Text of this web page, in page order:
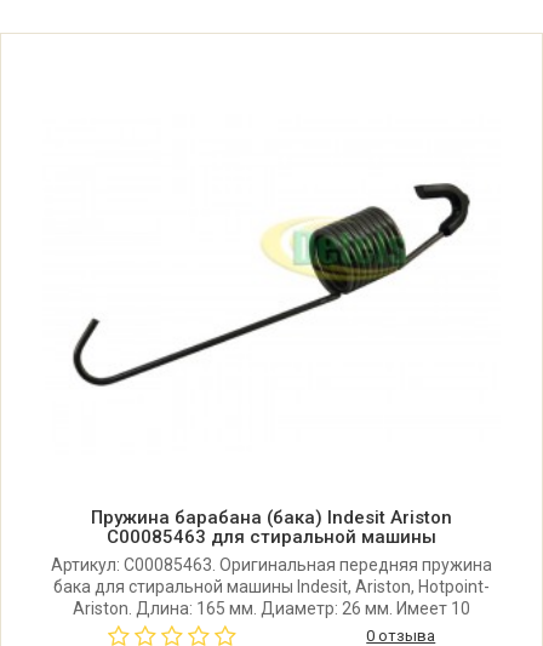
Ariston ARTL1047RU (73764160000)
Ariston ARTL1047RU (73764160100)
Ariston ARTL1047RU(ARCADIA)
Ariston ARTL1047RU(ARCADIA)
(91672630085)
Пружина барабана (бака) Indesit Ariston
C00085463 для стиральной машины
Артикул: C00085463. Оригинальная передняя пружина
бака для стиральной машины Indesit, Ariston, Hotpoint-
Ariston. Длина: 165 мм. Диаметр: 26 мм. Имеет 10
витков. Производитель: Италия.0 отзыва